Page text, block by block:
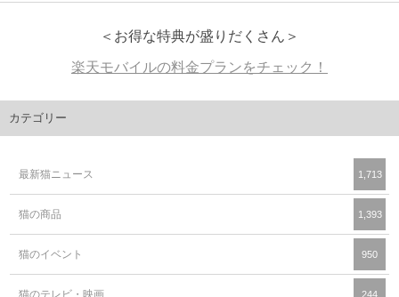
＜お得な特典が盛りだくさん＞
楽天モバイルの料金プランをチェック！
カテゴリー
最新猫ニュース 1,713
猫の商品 1,393
猫のイベント 950
猫のテレビ・映画 244